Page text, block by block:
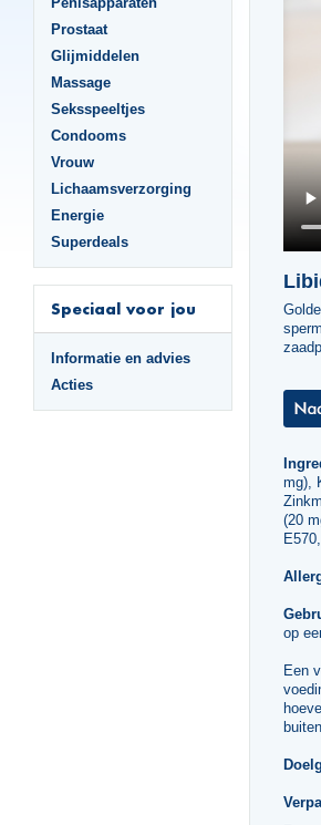
Prostaat
Glijmiddelen
Massage
Seksspeeltjes
Condooms
Vrouw
Lichaamsverzorging
Energie
Superdeals
Speciaal voor jou
Informatie en advies
Acties
mg),
(20
op
Een